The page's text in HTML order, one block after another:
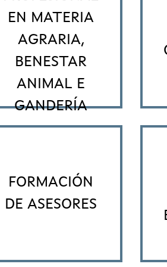
EN MATERIA
AGRARIA,
BENESTAR
ANIMAL E
GANDERÍA
FORMACIÓN
DE ASESORES